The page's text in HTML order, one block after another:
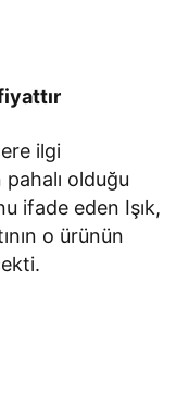
ilgi
olduğu
ifade eden Işık,
o ürünün